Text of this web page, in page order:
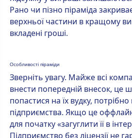
Рано чи пізно піраміда
верхньої частини в кращому
вкладені гроші.
Особливості піраміди
Зверніть увагу. Майже всі
внести попередній внесок, це
попастися на їх вудку,
підприємства. Якщо це
для початку «загуглити її в
Підприємство без ліцензії не